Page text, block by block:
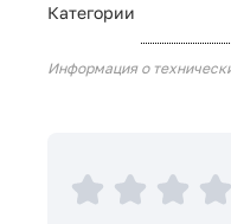
Категории
Информация о